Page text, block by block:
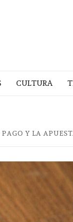
CULTURA
Y LA